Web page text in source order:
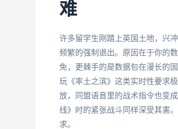
难
许多留学生刚踏上英国土地，兴
频繁的强制退出。原因在于你的
免，更棘手的是数据包在漫长的
玩《率土之滨》这类实时性要求
放，同盟语音里的战术指令也变
线》时的紧张战斗同样深受其害
求。